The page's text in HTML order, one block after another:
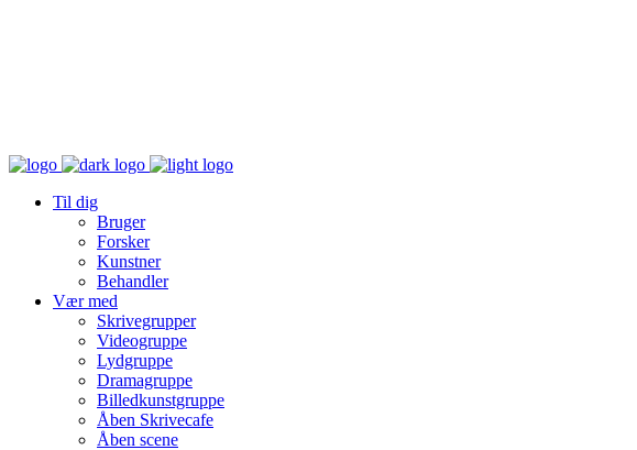
Til dig
Bruger
Forsker
Kunstner
Behandler
Vær med
Skrivegrupper
Videogruppe
Lydgruppe
Dramagruppe
Billedkunstgruppe
Åben Skrivecafe
Åben scene